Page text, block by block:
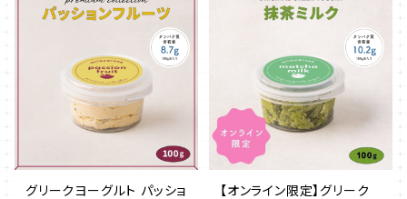
グリークヨーグルト パッショ
【オンライン限定】グリーク